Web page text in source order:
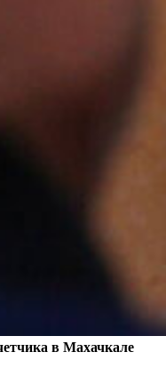
в Махачкале